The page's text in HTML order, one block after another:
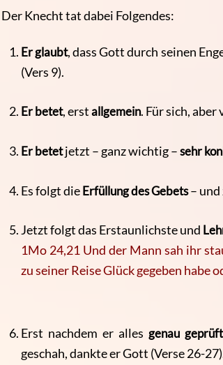
Der Knecht tat dabei Folgendes:
Er glaubt, dass Gott durch seinen
(Vers 9).
Er betet, erstallgemein. Für sich, aber
Er betetjetzt – ganz wichtig –sehr
Es folgt dieErfüllung des Gebets– und
Jetzt folgt das Erstaunlichste und
1Mo 24,21 Und der Mann sah ihr
zu seiner Reise Glück gegeben habe
Erst nachdem er alles genau geprüft
geschah, dankte er Gott (Verse 26-